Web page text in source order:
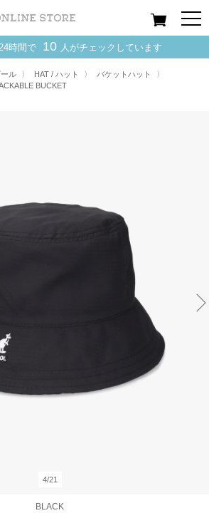
Women Men
ル 〉 HAT / ハット 〉
KANGOL MULTI-UTILITY
ル 〉 HAT / ハット 〉 バケットハット
〉
BUCKET
4/21
BLACK
時間で 10 人がチェックしています